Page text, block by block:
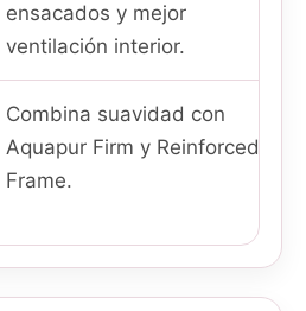
ensacados y mejor
ventilación interior.
Combina suavidad con
Aquapur Firm y Reinforced
Frame.